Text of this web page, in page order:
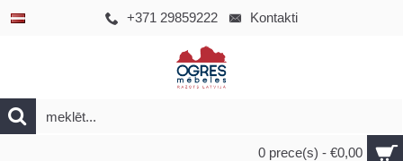
+371 29859222 Kontakti
0 prece(s) - €0,00